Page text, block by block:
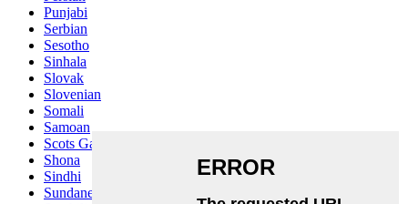
Punjabi
Serbian
Sesotho
Sinhala
Slovak
Slovenian
Somali
Samoan
Scots Gaelic
Shona
Sindhi
Sundanese